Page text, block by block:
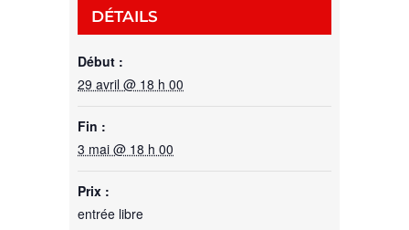
DÉTAILS
Début :
29 avril @ 18 h 00
Fin :
3 mai @ 18 h 00
Prix :
entrée libre